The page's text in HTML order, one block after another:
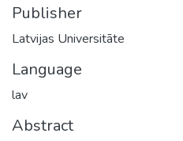
Publisher
Latvijas Universitāte
Language
lav
Abstract